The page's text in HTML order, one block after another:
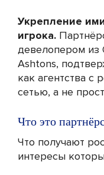
Укрепление
игрока.
девелопером из
Ashtons,
как агентства с
сетью, а не
Что это
Что получают
интересы